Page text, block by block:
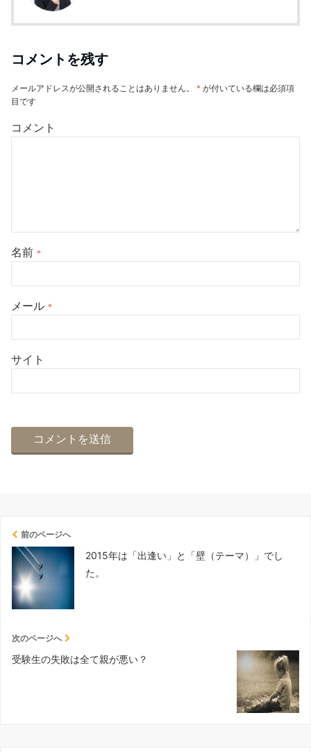
コメントを残す
メールアドレスが公開されることはありません。 * が付いている欄は必須項
目です
コメント
名前 *
メール *
サイト
前のページへ
2015年は「出逢い」と「壁（テーマ）」でし
た。
次のページへ
受験生の失敗は全て親が悪い？